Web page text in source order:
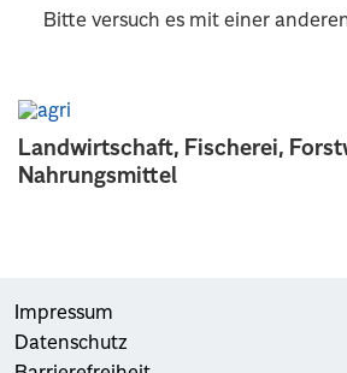
Landwirtschaft, Fischerei,
Nahrungsmittel
Bitte versuch es mit einer
Impressum
Datenschutz